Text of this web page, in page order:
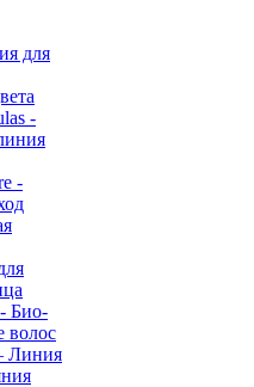
для
-
-
Био-
волос
Линия